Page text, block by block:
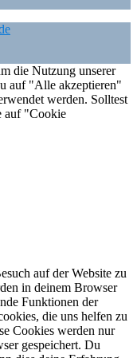
die Nutzung unserer
auf "Alle akzeptieren"
werden. Solltest
auf "Cookie
auf der Website zu
in deinem Browser
Funktionen der
die uns helfen zu
Cookies werden nur
gespeichert. Du